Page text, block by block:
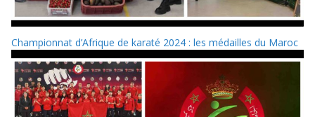
Championnat d’Afrique de karaté 2024 : les médailles du Maroc